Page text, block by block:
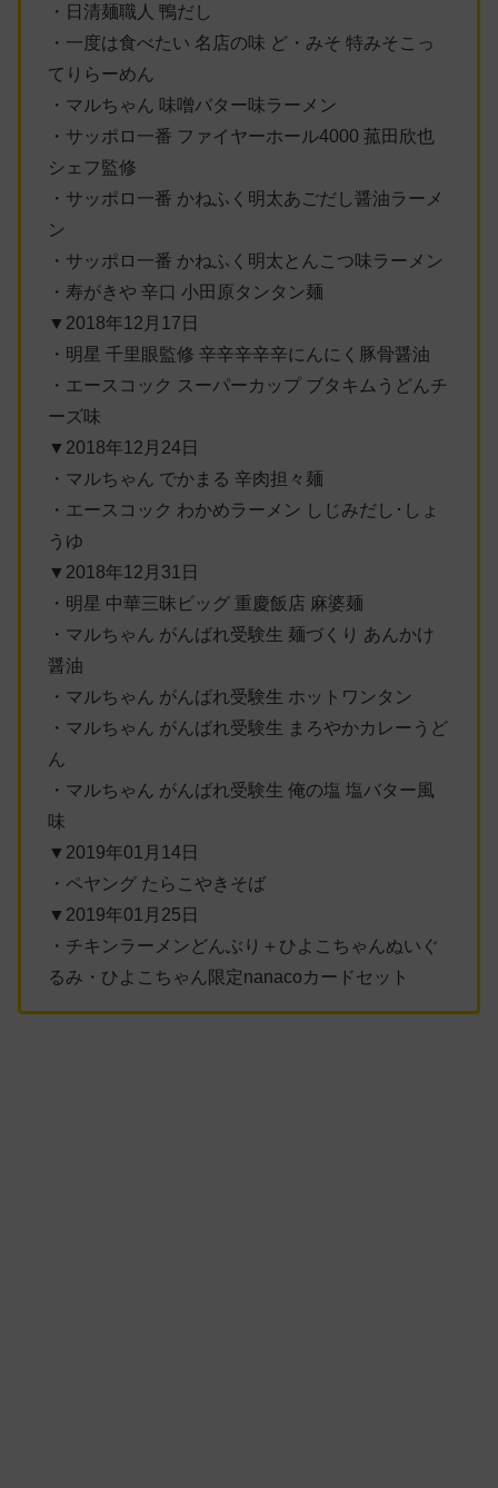
・日清麺職人 鴨だし
・一度は食べたい 名店の味 ど・みそ 特みそこっ
てりらーめん
・マルちゃん 味噌バター味ラーメン
・サッポロ一番 ファイヤーホール4000 菰田欣也
シェフ監修
・サッポロ一番 かねふく明太あごだし醤油ラーメ
ン
・サッポロ一番 かねふく明太とんこつ味ラーメン
・寿がきや 辛口 小田原タンタン麺
▼2018年12月17日
・明星 千里眼監修 辛辛辛辛辛にんにく豚骨醤油
・エースコック スーパーカップ ブタキムうどんチ
ーズ味
▼2018年12月24日
・マルちゃん でかまる 辛肉担々麺
・エースコック わかめラーメン しじみだし･しょ
うゆ
▼2018年12月31日
・明星 中華三昧ビッグ 重慶飯店 麻婆麺
・マルちゃん がんばれ受験生 麺づくり あんかけ
醤油
・マルちゃん がんばれ受験生 ホットワンタン
・マルちゃん がんばれ受験生 まろやかカレーうど
ん
・マルちゃん がんばれ受験生 俺の塩 塩バター風
味
▼2019年01月14日
・ペヤング たらこやきそば
▼2019年01月25日
・チキンラーメンどんぶり＋ひよこちゃんぬいぐ
るみ・ひよこちゃん限定nanacoカードセット